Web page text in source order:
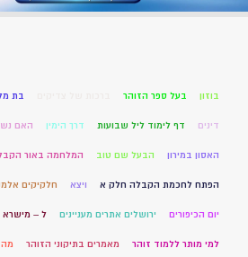
בוזון בעל ספר הזוהר בת
דינים דף לימוד ליל שבועות דרך הימין האם
האסון במירון הבעל שם טוב המלחמה באור
הפתח לחכמת הקבלה חלק א ויצא חלקיקים
יום הכיפורים ירושלים אתרים מעניינים ל – מישרא
למי מותר ללמוד זוהר מאמרים בתיקוני הזוהר מה